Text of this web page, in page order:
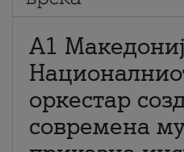
А1
оркестар
современа